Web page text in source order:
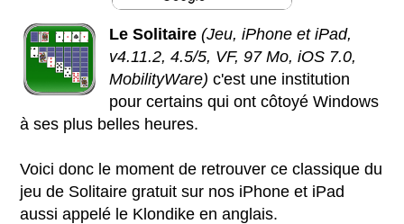
Le Solitaire (Jeu, iPhone et iPad,
v4.11.2, 4.5/5, VF, 97 Mo, iOS 7.0,
MobilityWare) c'est une institution
pour certains qui ont côtoyé Windows
à ses plus belles heures.
Voici donc le moment de retrouver ce classique du
jeu de Solitaire gratuit sur nos iPhone et iPad
aussi appelé le Klondike en anglais.